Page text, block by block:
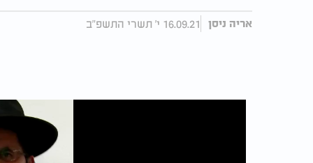
אריה ניסן 16.09.21 י' תשרי התשפ"ב